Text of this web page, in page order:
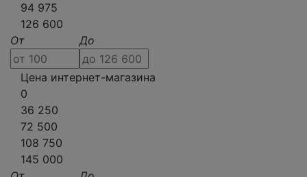
94 975
126 600
От
До
Цена интернет-магазина
0
36 250
72 500
108 750
145 000